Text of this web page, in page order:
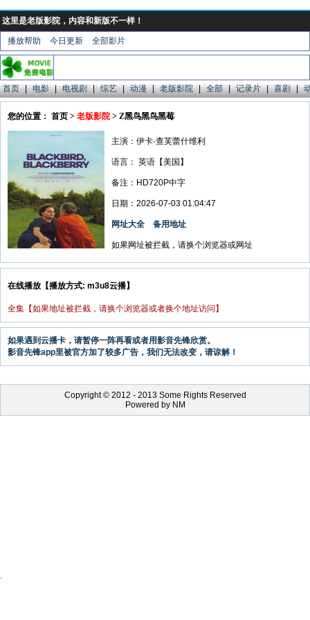
这里是老版影院，内容和新版不一样！
播放帮助 今日更新 全部影片
首页 | 电影 | 电视剧 | 综艺 | 动漫 | 老版影院 | 全部 | 记录片 | 喜剧 |
您的位置： 首页 > 老版影院 > Z黑鸟黑鸟黑莓
主演：伊卡·查芙蕾什维利
语言： 英语【美国】
备注：HD720P中字
日期：2026-07-03 01:04:47
网址大全 备用地址
如果网址被拦截，请换个浏览器或网址
在线播放【播放方式: m3u8云播】
全集【如果地址被拦截，请换个浏览器或者换个地址访问】
如果遇到云播卡，请暂停一阵再看或者用影音先锋欣赏。
影音先锋app里被官方加了较多广告，我们无法改变，请谅解！
Copyright © 2012 - 2013 Some Rights Reserved
Powered by NM
.